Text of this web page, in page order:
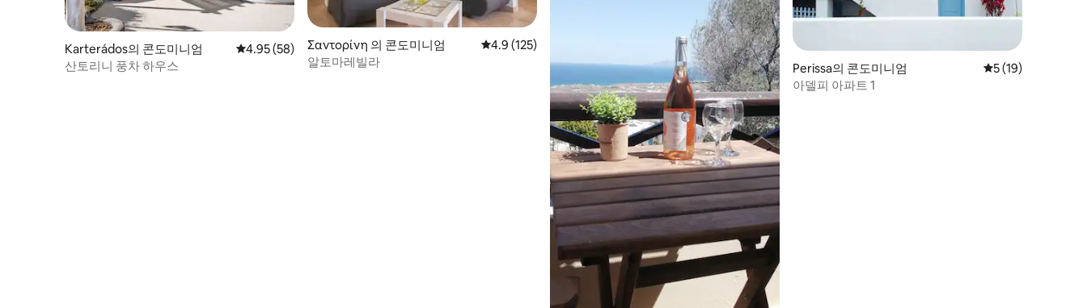
Karterádos의 콘도미니엄 평점 4.95점(5점 만점), 후기 58개
4.95 (58)
산토리니 풍차 하우스
Σαντορίνη 의 콘도미니엄 평점 4.9점(5점 만점), 후기 125개
4.9 (125)
알토마레빌라
Perissa의 콘도미니엄 평점 5점(5점 만점
5 (19)
아델피 아파트 1